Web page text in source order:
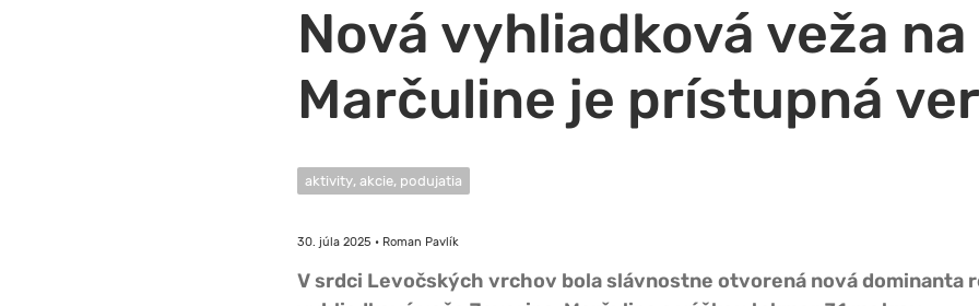
Nová vyhliadková veža na
Marčuline je prístupná
aktivity, akcie, podujatia
30. júla 2025 • Roman Pavlík
V srdci Levočských vrchov bola slávnostne otvorená nová dominanta